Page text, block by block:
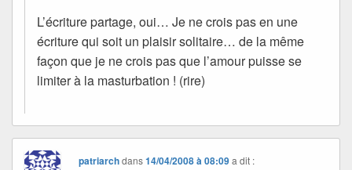
L’écriture partage, oui… Je ne crois pas en une
écriture qui soit un plaisir solitaire… de la même
façon que je ne crois pas que l’amour puisse se
limiter à la masturbation ! (rire)
patriarchdans14/04/2008 à 08:09 a dit :